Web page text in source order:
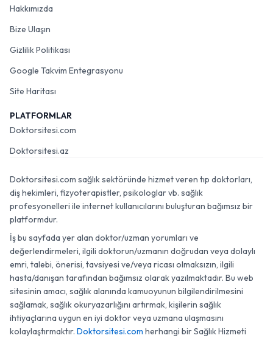
Hakkımızda
Bize Ulaşın
Gizlilik Politikası
Google Takvim Entegrasyonu
Site Haritası
PLATFORMLAR
Doktorsitesi.com
Doktorsitesi.az
Doktorsitesi.com sağlık sektöründe hizmet veren tıp doktorları,
diş hekimleri, fizyoterapistler, psikologlar vb. sağlık
profesyonelleri ile internet kullanıcılarını buluşturan bağımsız bir
platformdur.
İş bu sayfada yer alan doktor/uzman yorumları ve
değerlendirmeleri, ilgili doktorun/uzmanın doğrudan veya dolaylı
emri, talebi, önerisi, tavsiyesi ve/veya ricası olmaksızın, ilgili
hasta/danışan tarafından bağımsız olarak yazılmaktadır. Bu web
sitesinin amacı, sağlık alanında kamuoyunun bilgilendirilmesini
sağlamak, sağlık okuryazarlığını artırmak, kişilerin sağlık
ihtiyaçlarına uygun en iyi doktor veya uzmana ulaşmasını
kolaylaştırmaktır. Doktorsitesi.com herhangi bir Sağlık Hizmeti